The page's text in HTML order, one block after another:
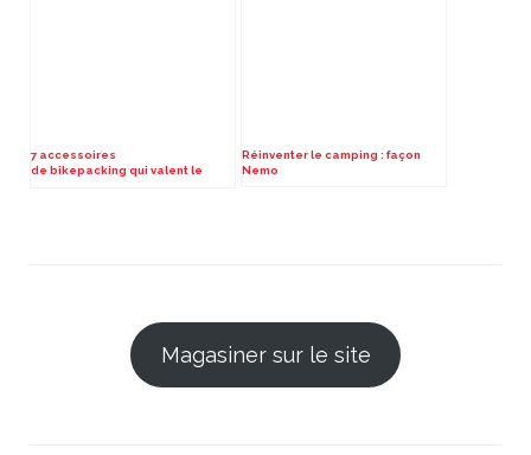
7 accessoires
de bikepacking qui valent le
Réinventer le camping : façon
Nemo
Magasiner sur le site